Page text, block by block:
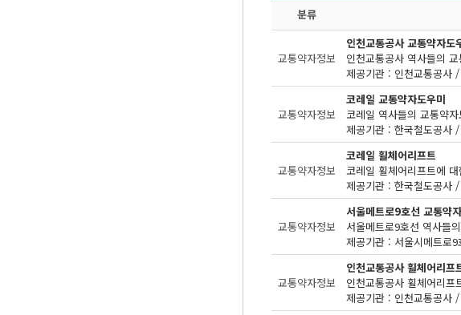
분류
교통약자정보
인천교통공사 교통약자도
제공기관 : 인천교통공사
교통약자정보
코레일 교통약자도우미
제공기관 : 한국철도공사
교통약자정보
코레일 휠체어리프트
제공기관 : 한국철도공사
교통약자정보
서울메트로9호선 교통약
제공기관 : 서울시메트로
교통약자정보
인천교통공사 휠체어리프
제공기관 : 인천교통공사